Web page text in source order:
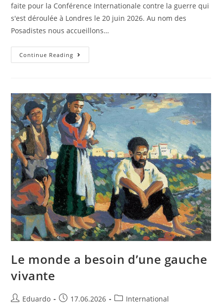
faite pour la Conférence Internationale contre la guerre qui
s'est déroulée à Londres le 20 juin 2026. Au nom des
Posadistes nous accueillons…
Continue Reading
Le monde a besoin d’une gauche
vivante
Eduardo 17.06.2026 International